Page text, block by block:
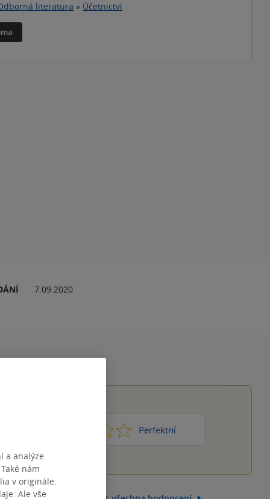
literatura » Účetnictví
7.09.2020
Perfektní
a analýze
nám
v originále.
Ale vše